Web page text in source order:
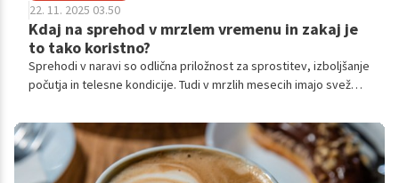
22. 11. 2025 03.50
Kdaj na sprehod v mrzlem vremenu in zakaj je
to tako koristno?
Sprehodi v naravi so odlična priložnost za sprostitev, izboljšanje
počutja in telesne kondicije. Tudi v mrzlih mesecih imajo svež
zdravje.